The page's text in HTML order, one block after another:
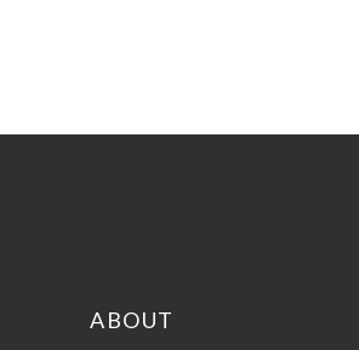
ABOUT